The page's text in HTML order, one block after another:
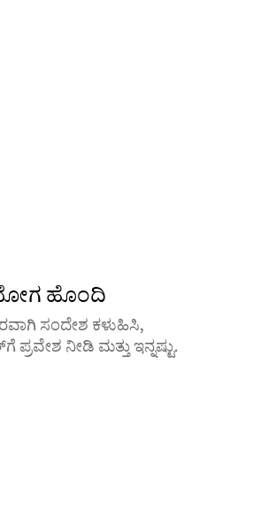
ಹೊಂದಿ
ಸಂದೇಶ ಕಳುಹಿಸಿ,
ನೀಡಿ ಮತ್ತು ಇನ್ನಷ್ಟು.